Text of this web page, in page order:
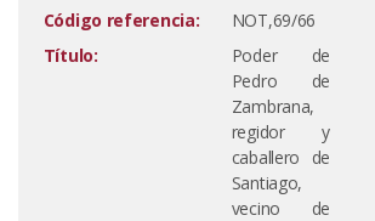
Código referencia:
NOT,69/66
Título:
Poder de
Pedro de
Zambrana,
regidor y
caballero de
Santiago,
vecino de